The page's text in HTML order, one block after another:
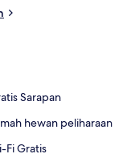
Sarapan
hewan peliharaan
Fi Gratis